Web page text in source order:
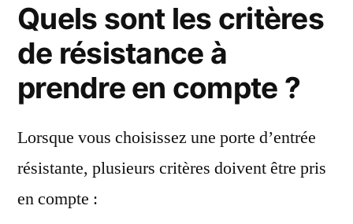
Quels sont les critères
de résistance à
prendre en compte ?
Lorsque vous choisissez une porte d’entrée
résistante, plusieurs critères doivent être pris
en compte :